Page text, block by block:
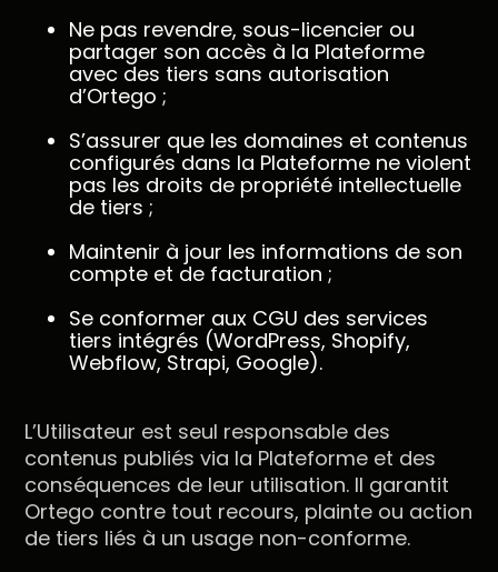
Ne pas revendre, sous-licencier ou
partager son accès à la Plateforme
avec des tiers sans autorisation
d’Ortego ;
S’assurer que les domaines et contenus
configurés dans la Plateforme ne violent
pas les droits de propriété intellectuelle
de tiers ;
Maintenir à jour les informations de son
compte et de facturation ;
Se conformer aux CGU des services
tiers intégrés (WordPress, Shopify,
Webflow, Strapi, Google).
L’Utilisateur est seul responsable des
contenus publiés via la Plateforme et des
conséquences de leur utilisation. Il garantit
Ortego contre tout recours, plainte ou action
de tiers liés à un usage non-conforme.